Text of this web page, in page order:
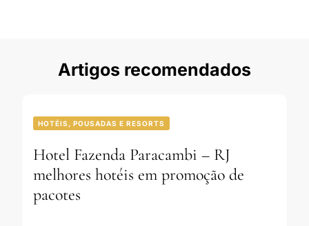
Artigos recomendados
HOTÉIS, POUSADAS E RESORTS
Hotel Fazenda Paracambi – RJ
melhores hotéis em promoção de
pacotes